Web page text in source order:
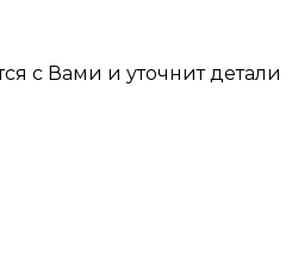
с Вами и уточнит детали